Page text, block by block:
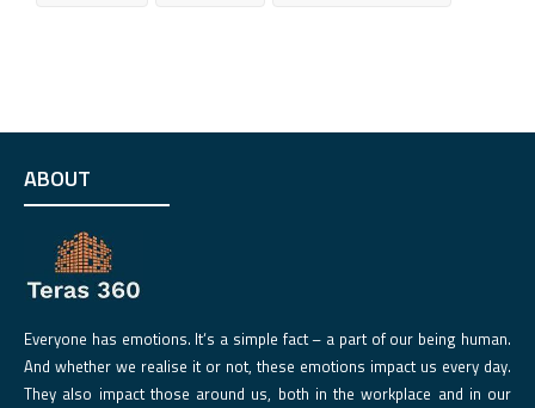
ABOUT
Everyone has emotions. It‘s a simple fact – a part of our being human.
And whether we realise it or not, these emotions impact us every day.
They also impact those around us, both in the workplace and in our